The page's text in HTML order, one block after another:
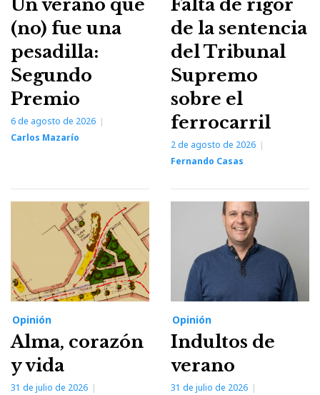
Un verano que
(no) fue una
pesadilla:
Segundo
Premio
6 de agosto de 2026
Carlos Mazarío
Falta de rigor
de la sentencia
del Tribunal
Supremo
sobre el
ferrocarril
2 de agosto de 2026
Fernando Casas
Opinión
Alma, corazón
y vida
31 de julio de 2026
Opinión
Indultos de
verano
31 de julio de 2026